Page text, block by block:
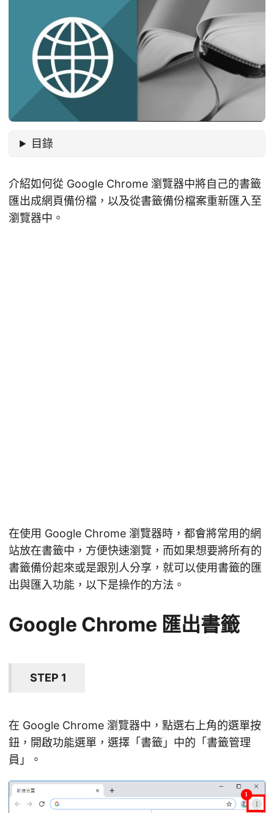
目錄
介紹如何從 Google Chrome 瀏覽器中將自己的書籤
匯出成網頁備份檔，以及從書籤備份檔案重新匯入至
瀏覽器中。
在使用 Google Chrome 瀏覽器時，都會將常用的網
站放在書籤中，方便快速瀏覽，而如果想要將所有的
書籤備份起來或是跟別人分享，就可以使用書籤的匯
出與匯入功能，以下是操作的方法。
Google Chrome 匯出書籤
STEP 1
在 Google Chrome 瀏覽器中，點選右上角的選單按
鈕，開啟功能選單，選擇「書籤」中的「書籤管理
員」。